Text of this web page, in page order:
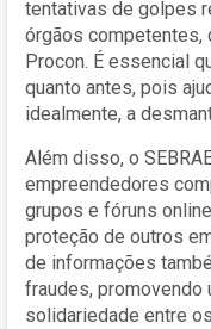
tentativas de golpes
órgãos competentes,
Procon. É essencial
quanto antes, pois
idealmente, a
Além disso, o
empreendedores
grupos e fóruns
proteção de outros
de informações
fraudes, promovendo
solidariedade entre